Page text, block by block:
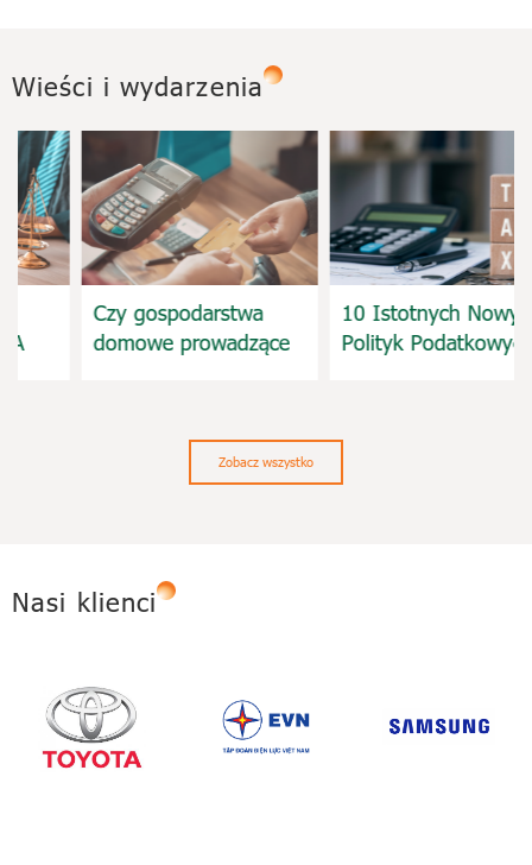
Wieści i wydarzenia
Czy gospodarstwa
domowe prowadzące
portfele elektroniczne
10 Istotnych Nowych
Polityk Podatkowych z
Zaktualizować
Zobacz wszystko
Nasi klienci